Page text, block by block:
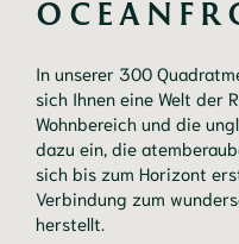
In unserer 300
sich Ihnen eine Welt der
Wohnbereich und die
dazu ein, die
sich bis zum Horizont
Verbindung zum
herstellt.